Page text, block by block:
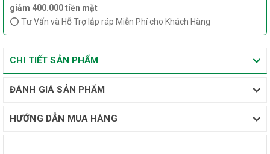
giảm 400.000 tiền mặt
⭕ Tư Vấn và Hỗ Trợ lắp ráp Miễn Phí cho Khách Hàng
CHI TIẾT SẢN PHẨM
ĐÁNH GIÁ SẢN PHẨM
HƯỚNG DẪN MUA HÀNG